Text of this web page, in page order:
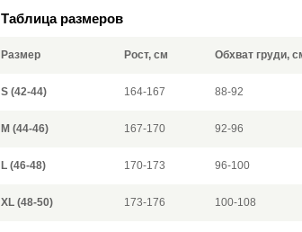
Таблица размеров
Размер Рост, см Обхват груди,
S (42-44) 164-167 88-92
M (44-46) 167-170 92-96
L (46-48) 170-173 96-100
XL (48-50) 173-176 100-108